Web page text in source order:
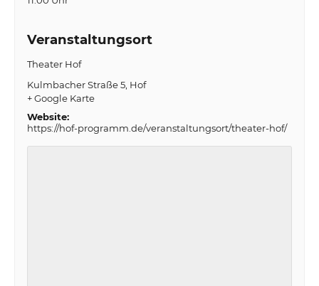
Veranstaltungsort
Theater Hof
Kulmbacher Straße 5 Hof
+ Google Karte
Website:
https://hof-programm.de/veranstaltungsort/theater-hof/